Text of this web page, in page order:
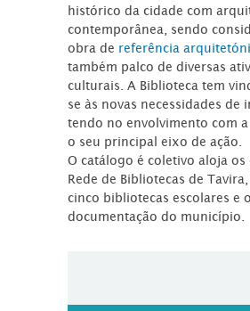
histórico da cidade com
contemporânea, sendo
obra de referência
também palco de diversas
culturais. A Biblioteca tem
se às novas necessidades de
tendo no envolvimento com
o seu principal eixo de ação.
O catálogo é coletivo aloja os
Rede de Bibliotecas de Tavira,
cinco bibliotecas escolares e
documentação do município.